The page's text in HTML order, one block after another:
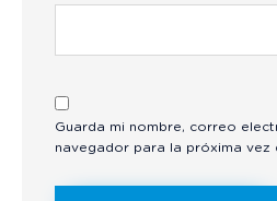
Guarda mi nombre, correo
navegador para la próxima vez